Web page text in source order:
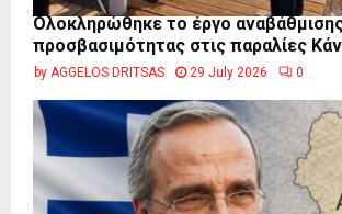
Ολοκληρώθηκε το έργο
προσβασιμότητας στις παραλίες
by AGGELOS DRITSAS 29 July 2026 0